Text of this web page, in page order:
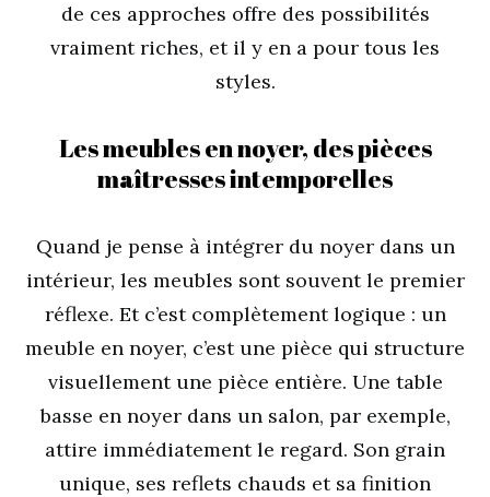
de ces approches offre des possibilités
vraiment riches, et il y en a pour tous les
styles.
Les meubles en noyer, des pièces
maîtresses intemporelles
Quand je pense à intégrer du noyer dans un
intérieur, les meubles sont souvent le premier
réflexe. Et c’est complètement logique : un
meuble en noyer, c’est une pièce qui structure
visuellement une pièce entière. Une table
basse en noyer dans un salon, par exemple,
attire immédiatement le regard. Son grain
unique, ses reflets chauds et sa finition